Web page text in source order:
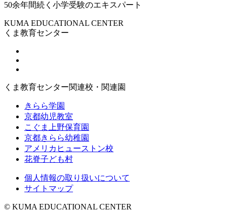
50余年間続く小学受験のエキスパート
KUMA EDUCATIONAL CENTER
くま教育センター
くま教育センター関連校・関連園
きらら学園
京都幼児教室
こぐま上野保育園
京都きらら幼稚園
アメリカヒューストン校
花脊子ども村
個人情報の取り扱いについて
サイトマップ
© KUMA EDUCATIONAL CENTER